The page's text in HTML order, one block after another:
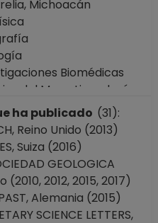
Michoacán
Biomédicas
del Mar y Limnología
de la Atmósfera y
Ciencias de la Tierra
Superiores "Iztacala"
Superiores "Aragón"
ha publicado (31):
Reino Unido (2013)
Suiza (2016)
GEOLOGICA
(2010, 2012, 2015, 2017)
Alemania (2015)
SCIENCE LETTERS,